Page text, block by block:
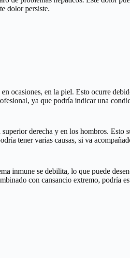
dolor persiste.
ocasiones, en la piel. Esto ocurre
ya que podría indicar una
derecha y en los hombros.
tener varias causas, si va
inmune se debilita, lo que puede
con cansancio extremo, podría